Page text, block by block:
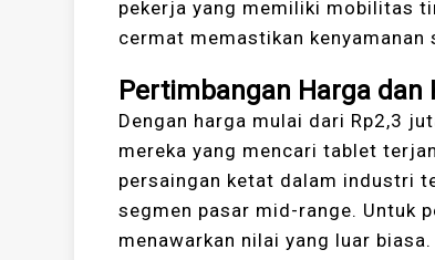
pekerja yang memiliki mobilitas
cermat memastikan
Pertimbangan Harga dan
Dengan harga mulai dari Rp2,3
mereka yang mencari tablet
persaingan ketat dalam industri
segmen pasar mid-range. Untuk
menawarkan nilai yang luar biasa.